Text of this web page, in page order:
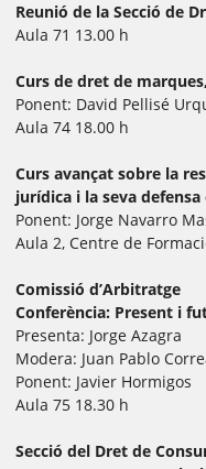
Reunió de la Secció de
Aula 71 13.00 h
Curs de dret de
Ponent: David Pellisé
Aula 74 18.00 h
Curs avançat sobre la
jurídica i la seva
Ponent: Jorge Navarro
Aula 2, Centre de
Comissió d’Arbitratge
Conferència: Present
Presenta: Jorge Azagra
Modera: Juan Pablo
Ponent: Javier Hormigos
Aula 75 18.30 h
Secció del Dret de